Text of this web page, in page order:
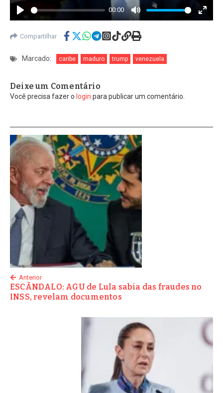
Play
00:00
Mute
Enter
Compartilhar
Marcado: caribe maduro trump venezuela
Deixe um Comentário
Você precisa fazer o login para publicar um comentário.
Anterior
ESCÂNDALO: AGU de Lula sabia das fraudes no
INSS, revelam documentos